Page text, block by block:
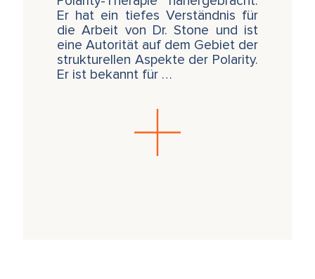
Er hat ein tiefes Verständnis für
die Arbeit von Dr. Stone und ist
eine Autorität auf dem Gebiet der
strukturellen Aspekte der Polarity.
Er ist bekannt für …